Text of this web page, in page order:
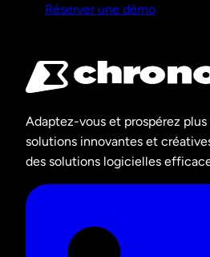
Réserver une démo
Adaptez-vous et prospérez
solutions innovantes et
des solutions logicielles